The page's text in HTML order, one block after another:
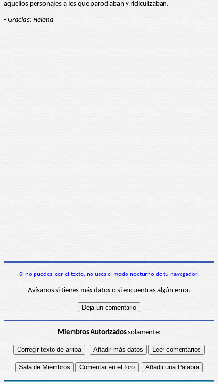
aquellos personajes a los que parodiaban y ridiculizaban.
- Gracias: Helena
Si no puedes leer el texto, no uses el modo nocturno de tu navegador.
Avísanos si tienes más datos o si encuentras algún error.
Miembros Autorizadossolamente: